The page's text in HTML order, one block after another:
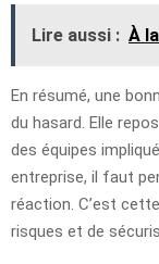
Lire aussi : À
En résumé, une
du hasard. Elle
des équipes
entreprise, il faut
réaction. C’est
risques et de